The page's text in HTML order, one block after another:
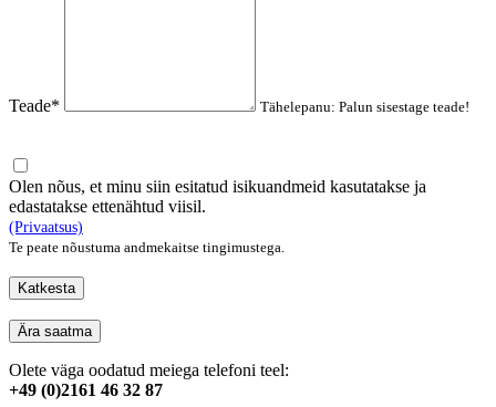
Teade* Tähelepanu: Palun sisestage teade!
Olen nõus, et minu siin esitatud isikuandmeid kasutatakse ja
edastatakse ettenähtud viisil.
(Privaatsus)
Te peate nõustuma andmekaitse tingimustega.
Katkesta
Ära saatma
Olete väga oodatud meiega telefoni teel:
+49 (0)2161 46 32 87